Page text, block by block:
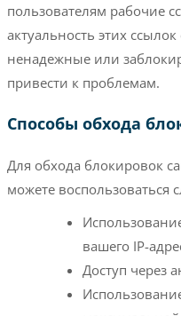
пользователям рабочие
актуальность этих
ненадежные или
привести к проблемам.
Способы обхода
Для обхода блокировок
можете
вашего IP-
Доступ через